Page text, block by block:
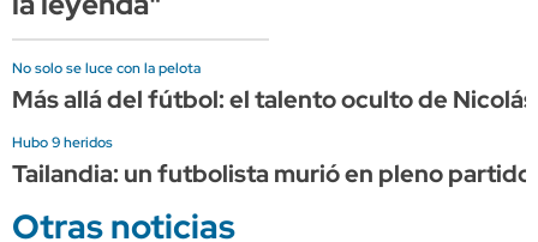
No solo se luce con la pelota
Más allá del fútbol: el talento oculto de
Hubo 9 heridos
Tailandia: un futbolista murió en pleno
Otras noticias